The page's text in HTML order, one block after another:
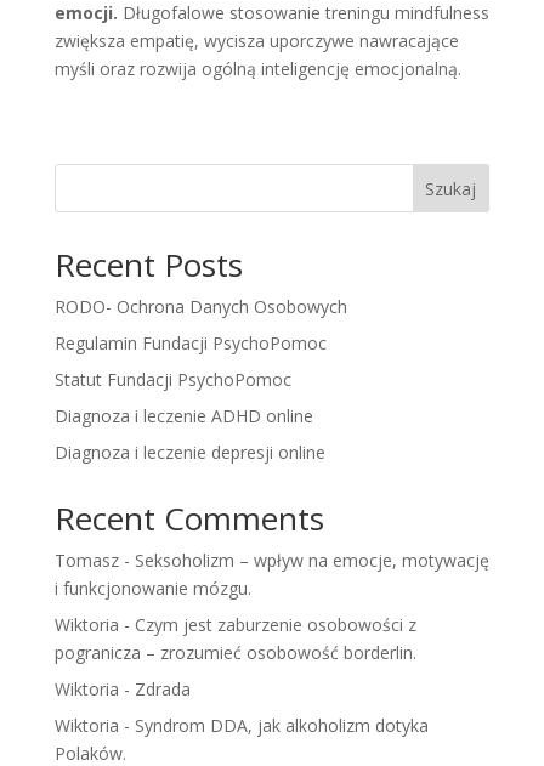
emocji. Długofalowe stosowanie treningu mindfulness
zwiększa empatię, wycisza uporczywe nawracające
myśli oraz rozwija ogólną inteligencję emocjonalną.
Szukaj
Recent Posts
RODO- Ochrona Danych Osobowych
Regulamin Fundacji PsychoPomoc
Statut Fundacji PsychoPomoc
Diagnoza i leczenie ADHD online
Diagnoza i leczenie depresji online
Recent Comments
Tomasz- Seksoholizm – wpływ na emocje, motywację
i funkcjonowanie mózgu.
Wiktoria - Czym jest zaburzenie osobowości z
pogranicza – zrozumieć osobowość borderlin.
Wiktoria - Zdrada
Wiktoria - Syndrom DDA, jak alkoholizm dotyka
Polaków.